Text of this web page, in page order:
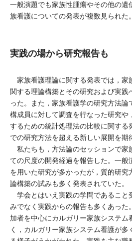
一般演題でも家族性腫瘍やその他の遺
族看護についての発表が複数見られた。
実践の場から研究報告も
家族看護理論に関する発表では，家
関する理論構築とその研究および実践
った。また，家族看護学の研究方法
構成員に対して調査を行なった研究や
するための統計処理法の比較に関する
での研究方法を超える新しい展開を期
私たちも，方法論のセッションで家
ての尺度の開発経過を報告した。一般
を用いた研究が多かったが，質的研究
論構築の試みも多く発表されていた。
学会とはいえ実践の学問であること
みでなく実践からの報告も多くあった
加者を中心にカルガリー家族システム
く，カルガリー家族システム看護が